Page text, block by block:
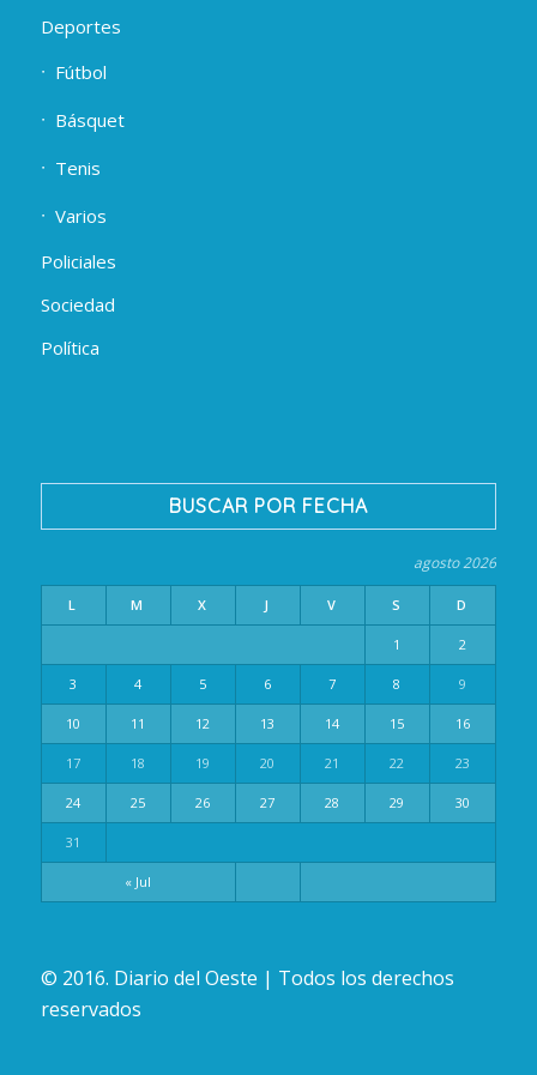
Deportes
Fútbol
Básquet
Tenis
Varios
Policiales
Sociedad
Política
BUSCAR POR FECHA
agosto 2026
L M X J V S D
« Jul
1 2
3 4 5 6 7 8 9
10 11 12 13 14 15 16
17 18 19 20 21 22 23
24 25 26 27 28 29 30
31
© 2016. Diario del Oeste | Todos los derechos
reservados